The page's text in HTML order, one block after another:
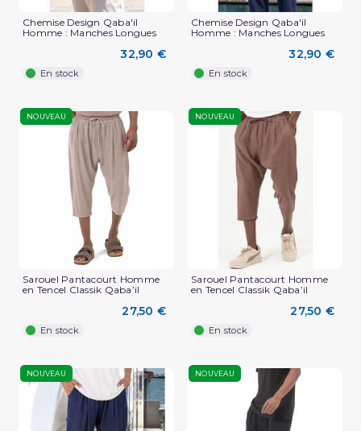
Chemise Design Qaba'il
Homme : Manches Longues
32,90 €
En stock
Chemise Design Qaba'il
Homme : Manches Longues
32,90 €
En stock
NOUVEAU
Sarouel Pantacourt Homme
en Tencel Classik Qaba’il
27,50 €
En stock
NOUVEAU
Sarouel Pantacourt Homme
en Tencel Classik Qaba’il
27,50 €
En stock
NOUVEAU NOUVEAU